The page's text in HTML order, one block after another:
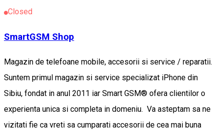
Closed
SmartGSM Shop
Magazin de telefoane mobile, accesorii si service / reparatii.
Suntem primul magazin si service specializat iPhone din
Sibiu, fondat in anul 2011 iar Smart GSM® ofera clientilor o
experienta unica si completa in domeniu. Va asteptam sa ne
vizitati fie ca vreti sa cumparati accesorii de cea mai buna